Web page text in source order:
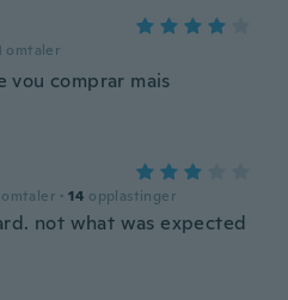
omtaler
vou comprar mais
omtaler · 14 opplastinger
not what was expected